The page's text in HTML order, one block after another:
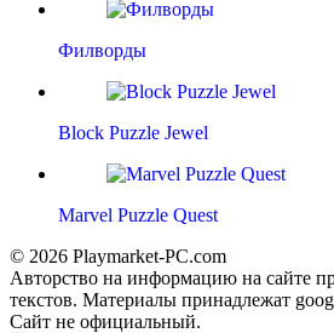
Филворды
Block Puzzle Jewel
Marvel Puzzle Quest
© 2026 Playmarket-PC.com
Авторство на информацию на сайте
текстов. Материалы принадлежат
Сайт не официальный.